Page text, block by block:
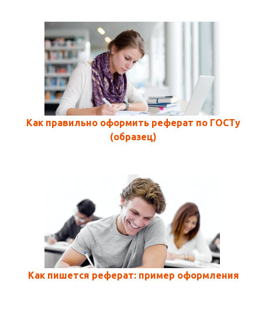
Как правильно оформить реферат по ГОСТу
(образец)
Как пишется реферат: пример оформления